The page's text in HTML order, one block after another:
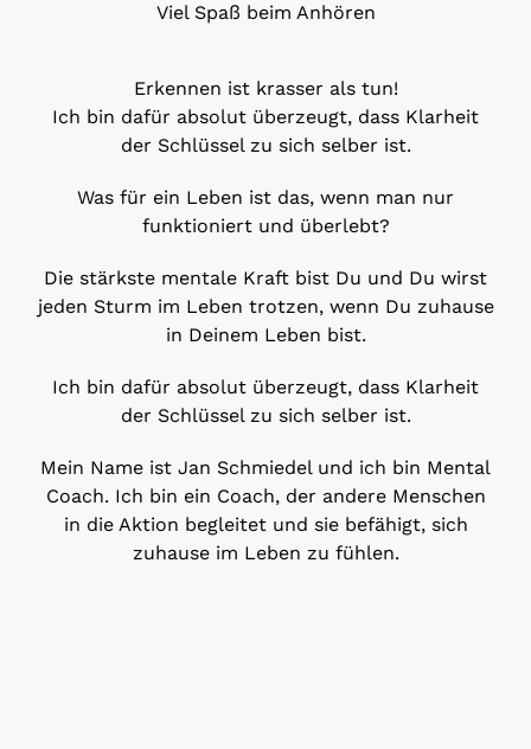
Viel Spaß beim Anhören
Erkennen ist krasser als tun!
Ich bin dafür absolut überzeugt, dass Klarheit
der Schlüssel zu sich selber ist.
Was für ein Leben ist das, wenn man nur
funktioniert und überlebt?
Die stärkste mentale Kraft bist Du und Du wirst
jeden Sturm im Leben trotzen, wenn Du zuhause
in Deinem Leben bist.
Ich bin dafür absolut überzeugt, dass Klarheit
der Schlüssel zu sich selber ist.
Mein Name ist Jan Schmiedel und ich bin Mental
Coach. Ich bin ein Coach, der andere Menschen
in die Aktion begleitet und sie befähigt, sich
zuhause im Leben zu fühlen.